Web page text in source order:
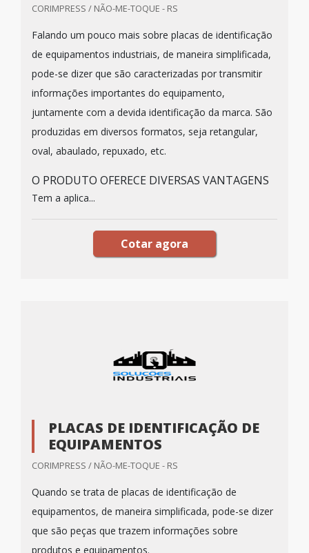
CORIMPRESS / NÃO-ME-TOQUE - RS
Falando um pouco mais sobre placas de identificação
de equipamentos industriais, de maneira simplificada,
pode-se dizer que são caracterizadas por transmitir
informações importantes do equipamento,
juntamente com a devida identificação da marca. São
produzidas em diversos formatos, seja retangular,
oval, abaulado, repuxado, etc.
O PRODUTO OFERECE DIVERSAS VANTAGENS
Tem a aplica...
Cotar agora
PLACAS DE IDENTIFICAÇÃO DE
EQUIPAMENTOS
CORIMPRESS / NÃO-ME-TOQUE - RS
Quando se trata de placas de identificação de
equipamentos, de maneira simplificada, pode-se dizer
que são peças que trazem informações sobre
produtos e equipamentos.